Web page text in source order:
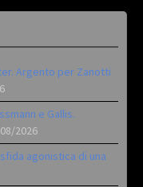
Argento per Zanotti
e Gallis.
2026
agonistica di una